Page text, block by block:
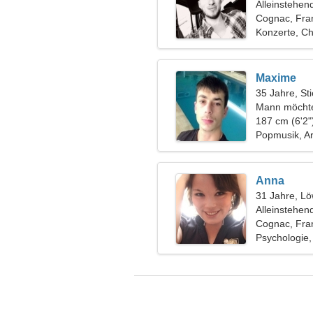
Cognac,
Konzerte,
Maxime
35 Jahre,
Mann
187 cm
Popmusik,
Anna
31 Jahre,
Cognac,